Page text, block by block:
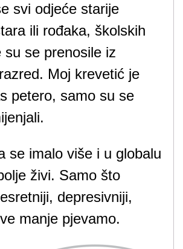
svi odjeće starije
ili rođaka, školskih
su se prenosile iz
Moj krevetić je
petero, samo su se
se imalo više i u globalu
živi. Samo što
depresivniji,
manje pjevamo.